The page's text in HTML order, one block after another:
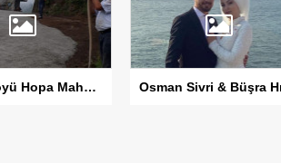
Esenli Köyü Hopa Mahallesinde Betonlama Çalışması Devam Ediyor